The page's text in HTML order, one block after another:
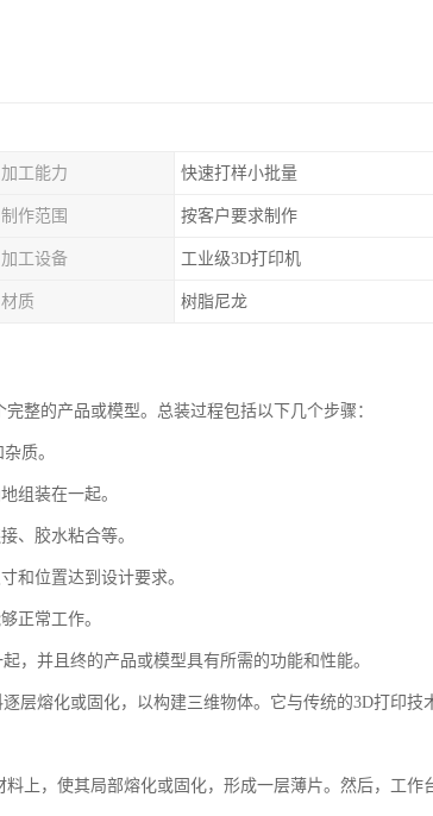
加工能力 快速打样小批量
制作范围 按客户要求制作
加工设备 工业级3D打印机
材质 树脂尼龙
整的产品或模型。总装过程包括以下几个步骤：
质。
组装在一起。
、胶水粘合等。
和位置达到设计要求。
正常工作。
，并且终的产品或模型具有所需的功能和性能。
层熔化或固化，以构建三维物体。它与传统的3D打印技
上，使其局部熔化或固化，形成一层薄片。然后，工作